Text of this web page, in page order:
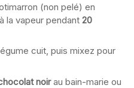
(non pelé) en
la vapeur pendant 20
cuit, puis mixez pour
noirau bain-marie ou